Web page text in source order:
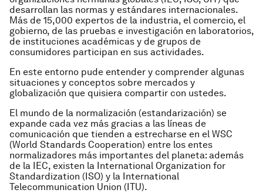
desarrollan las normas y estándares internacionales.
Más de 15,000 expertos de la industria, el comercio, el
gobierno, de las pruebas e investigación en laboratorios,
de instituciones académicas y de grupos de
consumidores participan en sus actividades.
En este entorno pude entender y comprender algunas
situaciones y conceptos sobre mercados y
globalización que quisiera compartir con ustedes.
El mundo de la normalización (estandarización) se
expande cada vez más gracias a las líneas de
comunicación que tienden a estrecharse en el WSC
(World Standards Cooperation) entre los entes
normalizadores más importantes del planeta: además
de la IEC, existen la International Organization for
Standardization (ISO) y la International
Telecommunication Union (ITU).